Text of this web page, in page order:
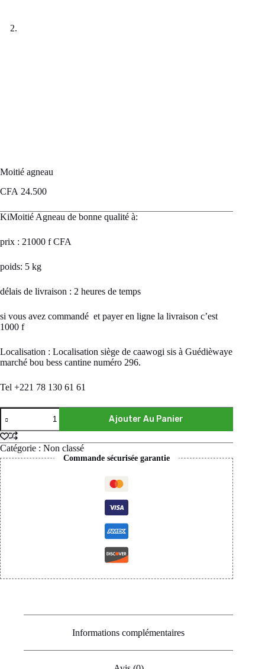
Moitié agneau
CFA 24.500
KiMoitié Agneau de bonne qualité à:
prix : 21000 f CFA
poids: 5 kg
délais de livraison : 2 heures de temps
si vous avez commandé et payer en ligne la livraison c’est
1000 f
Localisation : Localisation siège de caawogi sis à Guédièwaye
marché bou bess cantine numéro 296.
Tel +221 78 130 61 61
Ajouter Au Panier
Catégorie : Non classé
Commande sécurisée garantie
Informations complémentaires